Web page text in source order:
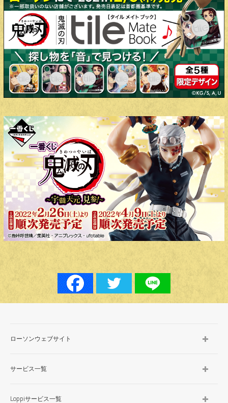
ローソンウェブサイト
サービス一覧
Loppiサービス一覧